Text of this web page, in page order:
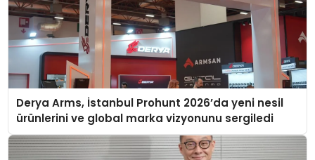
Derya Arms, İstanbul Prohunt 2026’da yeni nesil
ürünlerini ve global marka vizyonunu sergiledi